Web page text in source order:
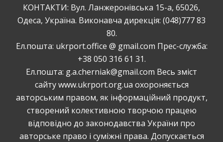
КОНТАКТИ: Вул. Ланжеронівська 15-а, 65026,
Одеса, Україна. Виконавча дирекція: (048)777 83
80.
Ел.пошта: ukrport.office @ gmail.com Прес-служба:
+38 050 316 61 31.
Ел.пошта: g.a.cherniak@gmail.com Весь зміст
сайту www.ukrport.org.ua охороняється
авторським правом, як інформаційний продукт,
створений колективною творчою працею
відповідно до законодавства України про
авторське право і суміжні права. Допускається